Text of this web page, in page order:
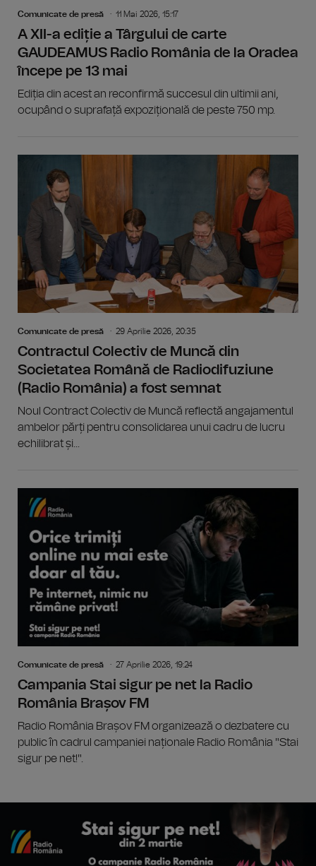
Comunicate de presă 11 Mai 2026, 15:17
A XII-a ediție a Târgului de carte
GAUDEAMUS Radio România de la Oradea
începe pe 13 mai
Ediția din acest an reconfirmă succesul din ultimii ani,
ocupând o suprafață expozițională de peste 750 mp.
Comunicate de presă 29 Aprilie 2026, 20:35
Contractul Colectiv de Muncă din
Societatea Română de Radiodifuziune
(Radio România) a fost semnat
Noul Contract Colectiv de Muncă reflectă angajamentul
ambelor părți pentru consolidarea unui cadru de lucru
echilibrat și...
Comunicate de presă 27 Aprilie 2026, 19:24
Campania Stai sigur pe net la Radio
România Brașov FM
Radio România Brașov FM organizează o dezbatere cu
public în cadrul campaniei naționale Radio România "Stai
sigur pe net!".